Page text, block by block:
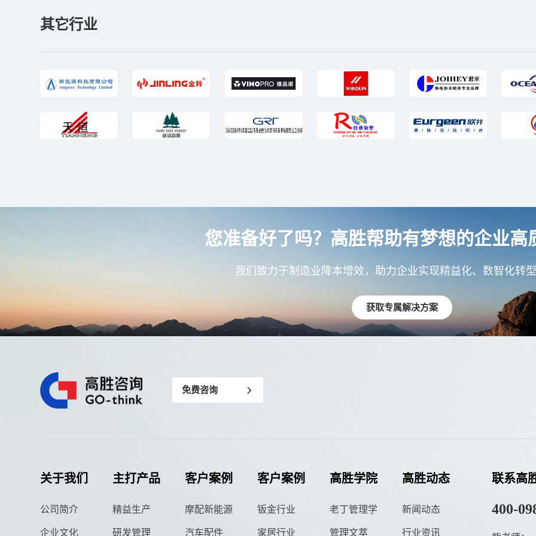
其它行业
您准备好了吗？高胜帮助有梦想的企业高
我们致力于制造业降本增效，助力企业实现精益化、数智化转
获取专属解决方案
免费咨询
关于我们
公司简介
企业文化
主打产品
精益生产
研发管理
客户案例
摩配新能源
汽车配件
客户案例
钣金行业
家居行业
高胜学院
老丁管理学
管理文萃
高胜动态
新闻动态
行业资讯
联系高
400-